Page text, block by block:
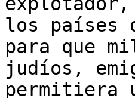
los países
para que
judíos,
permitiera